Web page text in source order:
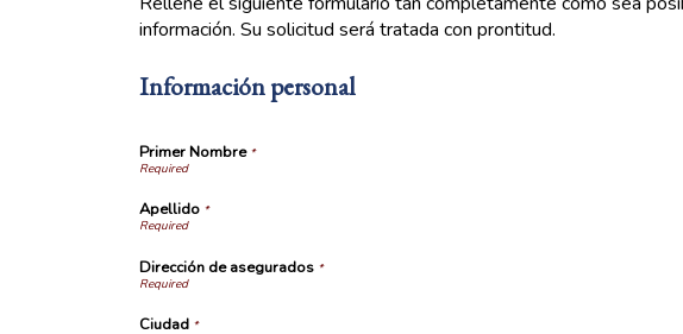
información. Su solicitud será tratada con prontitud.
Información personal
Primer Nombre *
Apellido *
Dirección de asegurados *
Ciudad *